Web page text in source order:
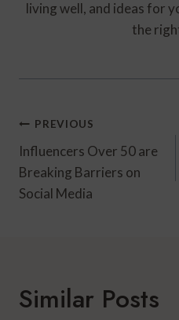
living well, and ideas for
the
Post
Navigation
PREVIOUS
Influencers Over 50 are
Breaking Barriers on
Social Media
Similar Posts